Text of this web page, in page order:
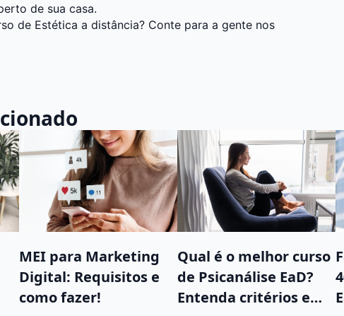
de sua casa.
de Estética a distância? Conte para a gente nos
MEI para Marketing
Digital: Requisitos e
como fazer!
Qual é o melhor curso
de Psicanálise EaD?
Entenda critérios e